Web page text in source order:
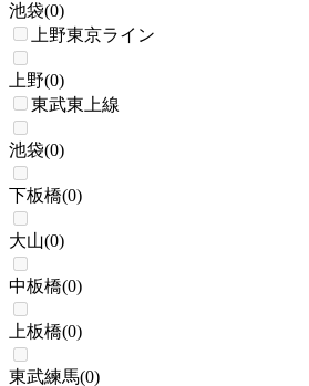
池袋(0)
上野東京ライン
上野(0)
東武東上線
池袋(0)
下板橋(0)
大山(0)
中板橋(0)
上板橋(0)
東武練馬(0)